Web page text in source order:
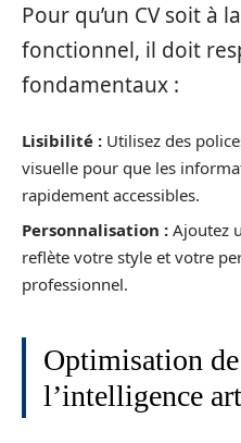
Pour qu’un CV soit à
fonctionnel, il doit
fondamentaux :
Lisibilité : Utilisez des
visuelle pour que les
rapidement accessibles.
Personnalisation : Ajoutez
reflète votre style et votre
professionnel.
Optimisation
l’intelligence